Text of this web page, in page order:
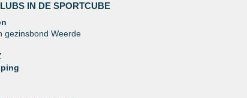
IN DE SPORTCUBE
gezinsbond Weerde